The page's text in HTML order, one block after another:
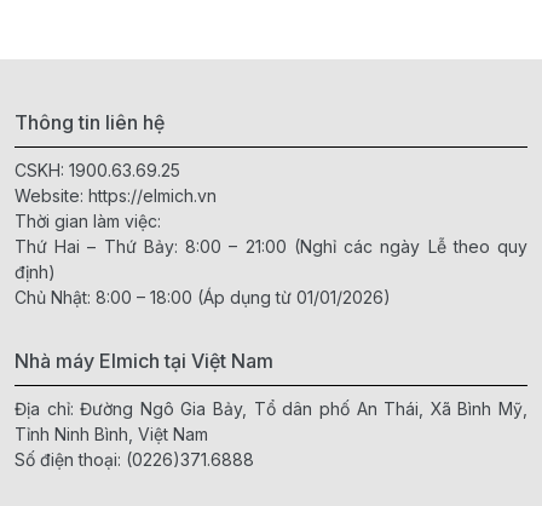
Thông tin liên hệ
CSKH: 1900.63.69.25
Website: https://elmich.vn
Thời gian làm việc:
Thứ Hai – Thứ Bảy: 8:00 – 21:00 (Nghỉ các ngày Lễ theo quy
định)
Chủ Nhật: 8:00 – 18:00 (Áp dụng từ 01/01/2026)
Nhà máy Elmich tại Việt Nam
Địa chỉ: Đường Ngô Gia Bảy, Tổ dân phố An Thái, Xã Bình Mỹ,
Tỉnh Ninh Bình, Việt Nam
Số điện thoại: (0226)371.6888